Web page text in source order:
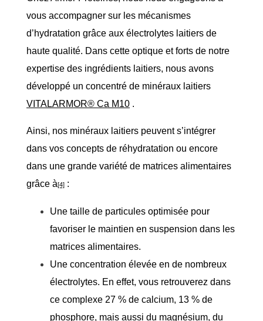
vous accompagner sur les mécanismes
d’hydratation grâce aux électrolytes laitiers de
haute qualité. Dans cette optique et forts de notre
expertise des ingrédients laitiers, nous avons
développé un concentré de minéraux laitiers
VITALARMOR® Ca M10 .
Ainsi, nos minéraux laitiers peuvent s’intégrer
dans vos concepts de réhydratation ou encore
dans une grande variété de matrices alimentaires
grâce à[4] :
Une taille de particules optimisée pour
favoriser le maintien en suspension dans les
matrices alimentaires.
Une concentration élevée en de nombreux
électrolytes. En effet, vous retrouverez dans
ce complexe 27 % de calcium, 13 % de
phosphore, mais aussi du magnésium, du